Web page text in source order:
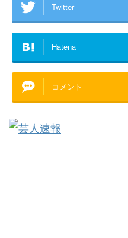
Twitter
Hatena
コメント